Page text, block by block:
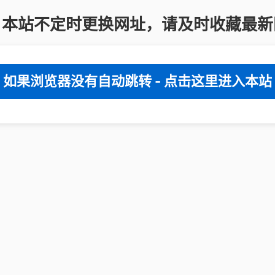
站不定时更换网址，请及时收藏最
如果浏览器没有自动跳转 - 点击这里进入本站